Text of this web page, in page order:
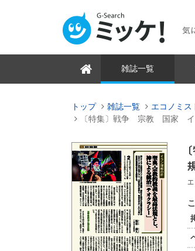
気
雑誌一覧
トップ 雑誌一覧 エコノミス
〔特集〕戦争 宗教 国家 イ